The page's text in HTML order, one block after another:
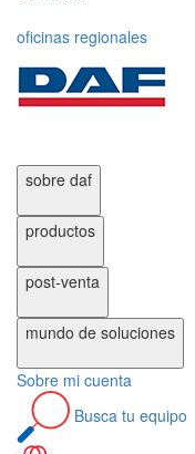
oficinas regionales
sobre daf
productos
post-venta
mundo de soluciones
Sobre mi cuenta
Busca tu equipo